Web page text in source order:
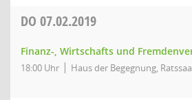
DO 07.02.2019
Finanz-, Wirtschafts und
18:00 Uhr Haus der Begegnung,